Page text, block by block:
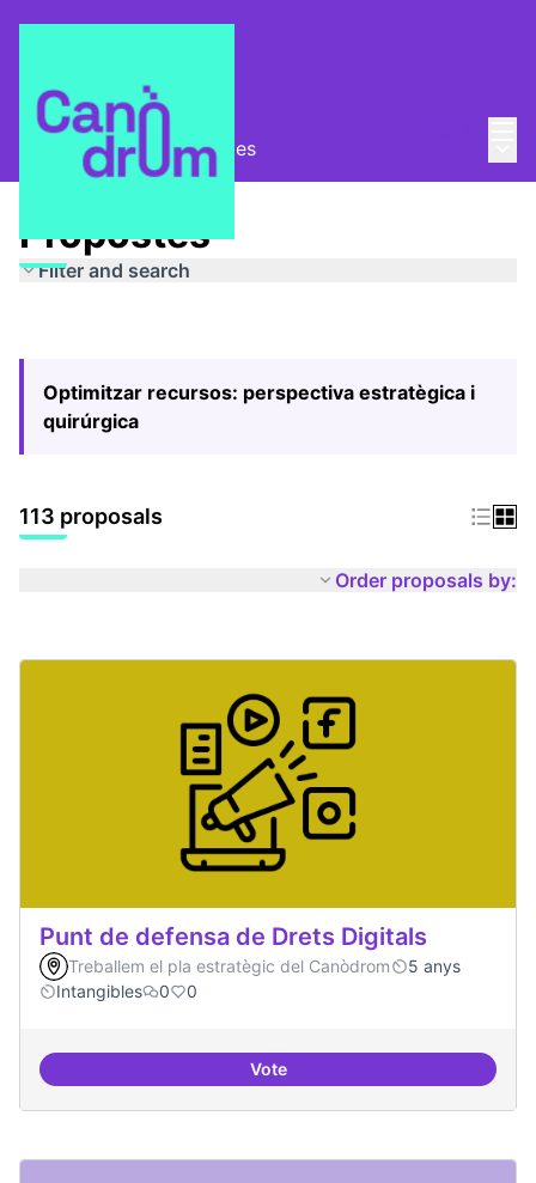
Pla Estratègic Propostes
Propostes
Filter and search
Optimitzar recursos: perspectiva estratègica i
quirúrgica
113 proposals
Order proposals by:
Punt de defensa de Drets Digitals
Treballem el pla estratègic del Canòdrom
5 anys
Intangibles
0 0
VotePunt de defensa de Drets Digitals